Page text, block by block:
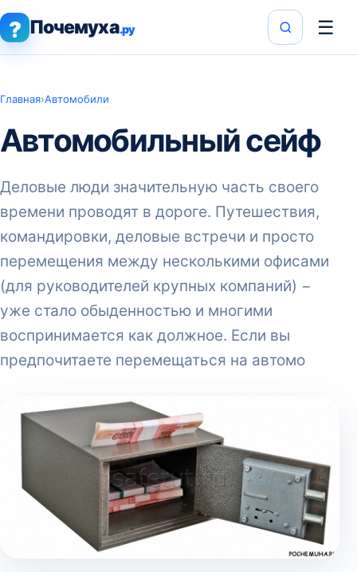
? Почемуха.ру ☰
Главная›Автомобили
Автомобильный сейф
Деловые люди значительную часть своего
времени проводят в дороге. Путешествия,
командировки, деловые встречи и просто
перемещения между несколькими офисами
(для руководителей крупных компаний) −
уже стало обыденностью и многими
воспринимается как должное. Если вы
предпочитаете перемещаться на автомо